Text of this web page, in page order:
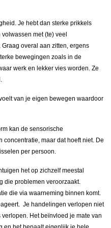
Je hebt dan sterke prikkels
met (te) veel
overal aan zitten, ergens
bewegingen zoals in de
werk en lekker vies worden. Ze
van je eigen bewegen waardoor
kan de sensorische
maar dat hoeft niet. De
per persoon.
het op zichzelf meestal
die problemen veroorzaakt.
die via waarneming binnen komt.
Je handelingen verlopen niet
Het beïnvloed je mate van